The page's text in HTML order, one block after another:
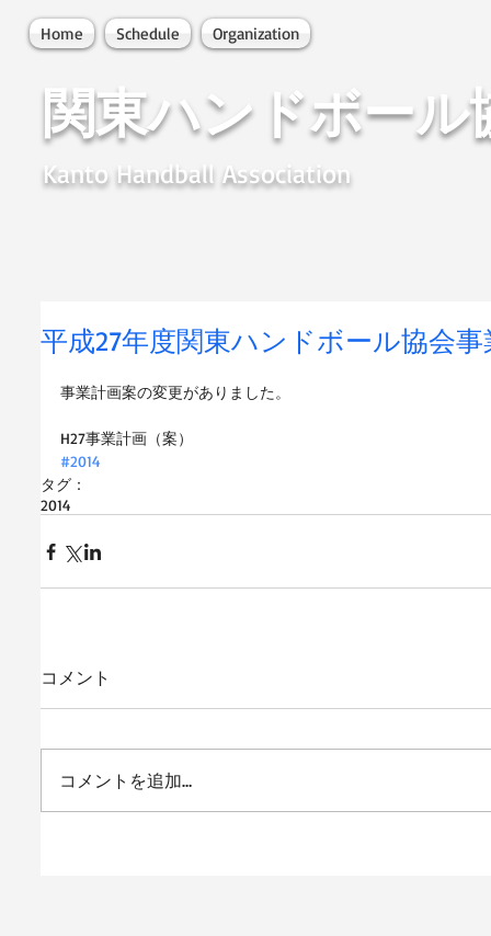
Home Schedule Organization
関東ハンドボール
Kanto Handball Association
平成27年度関東ハンドボール協会
事業計画案の変更がありました。
H27事業計画（案）
#2014
タグ：
2014
コメント
コメントを追加…